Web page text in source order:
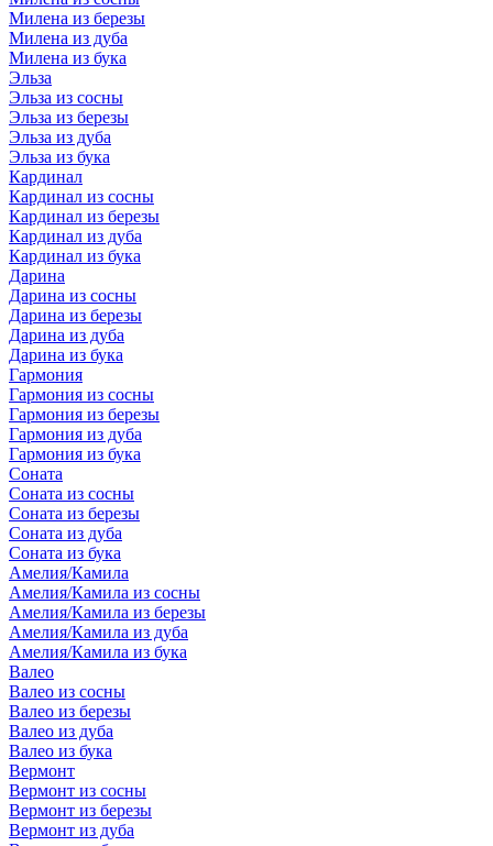
Милена из березы
Милена из дуба
Милена из бука
Эльза
Эльза из сосны
Эльза из березы
Эльза из дуба
Эльза из бука
Кардинал
Кардинал из сосны
Кардинал из березы
Кардинал из дуба
Кардинал из бука
Дарина
Дарина из сосны
Дарина из березы
Дарина из дуба
Дарина из бука
Гармония
Гармония из сосны
Гармония из березы
Гармония из дуба
Гармония из бука
Соната
Соната из сосны
Соната из березы
Соната из дуба
Соната из бука
Амелия/Камила
Амелия/Камила из сосны
Амелия/Камила из березы
Амелия/Камила из дуба
Амелия/Камила из бука
Валео
Валео из сосны
Валео из березы
Валео из дуба
Валео из бука
Вермонт
Вермонт из сосны
Вермонт из березы
Вермонт из дуба